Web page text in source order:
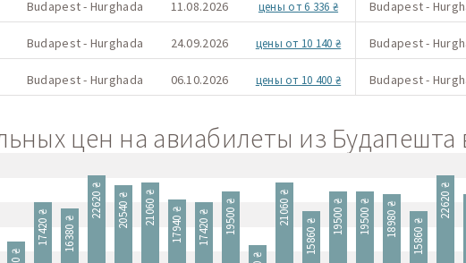
Budapest - Hurghada 11.08.2026 цены от 6 336 ₴ Budapest -
Budapest - Hurghada 24.09.2026 цены от 10 140 ₴ Budapest -
Budapest - Hurghada 06.10.2026 цены от 10 400 ₴ Budapest -
цен на авиабилеты из Будапешта
17420 ₴ 16380 ₴
22620 ₴ 20540 ₴ 21060 ₴ 17940 ₴ 17420 ₴ 19500 ₴ 21060 ₴
15860 ₴
19500 ₴ 19500 ₴ 18980 ₴ 15860 ₴
22620 ₴